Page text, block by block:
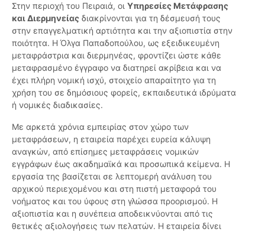
Στην περιοχή του Πειραιά, οι Υπηρεσίες Μετάφρασης
και Διερμηνείας διακρίνονται για τη δέσμευσή τους
στην επαγγελματική αρτιότητα και την αξιοπιστία στην
ποιότητα. Η Όλγα Παπαδοπούλου, ως εξειδικευμένη
μεταφράστρια και διερμηνέας, φροντίζει ώστε κάθε
μεταφρασμένο έγγραφο να διατηρεί ακρίβεια και να
έχει πλήρη νομική ισχύ, στοιχείο απαραίτητο για τη
χρήση του σε δημόσιους φορείς, εκπαιδευτικά ιδρύματα
ή νομικές διαδικασίες.
Με αρκετά χρόνια εμπειρίας στον χώρο των
μεταφράσεων, η εταιρεία παρέχει ευρεία κάλυψη
αναγκών, από επίσημες μεταφράσεις νομικών
εγγράφων έως ακαδημαϊκά και προσωπικά κείμενα. Η
εργασία της βασίζεται σε λεπτομερή ανάλυση του
αρχικού περιεχομένου και στη πιστή μεταφορά του
νοήματος και του ύφους στη γλώσσα προορισμού. Η
αξιοπιστία και η συνέπεια αποδεικνύονται από τις
θετικές αξιολογήσεις των πελατών. Η εταιρεία δίνει